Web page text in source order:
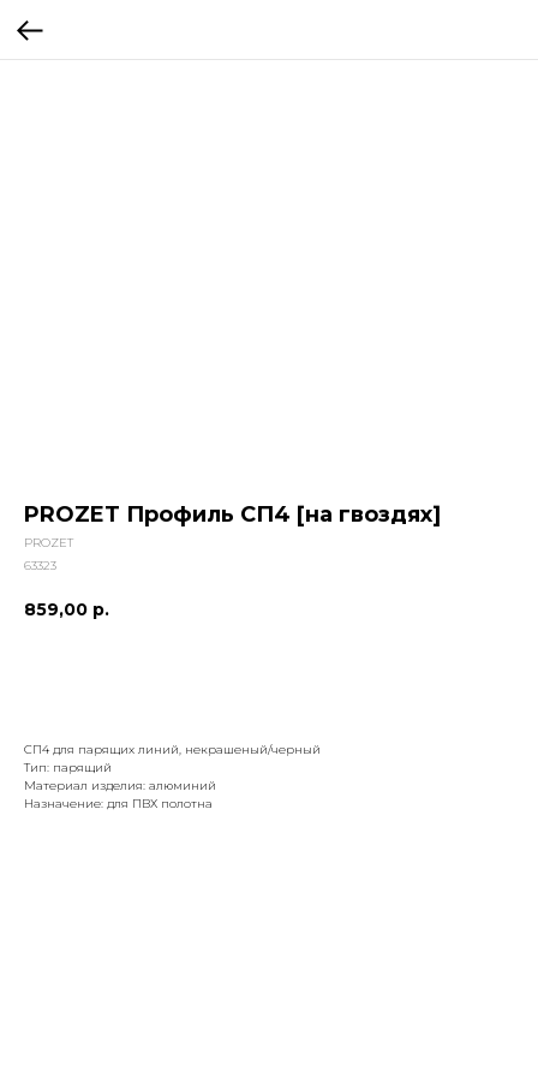
PROZET Профиль СП4 [на гвоздях]
PROZET
63323
859,00 р.
СП4 для парящих линий, некрашеный/черный
Тип: парящий
Материал изделия: алюминий
Назначение: для ПВХ полотна